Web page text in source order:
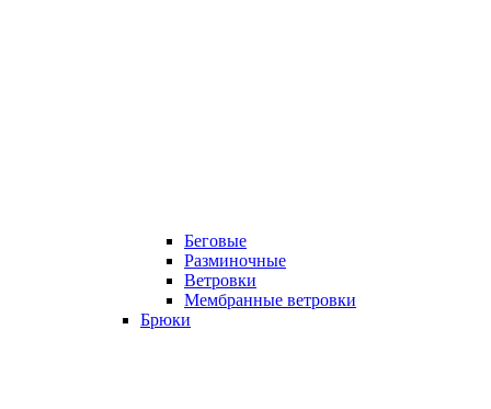
Беговые
Разминочные
Ветровки
Мембранные ветровки
Брюки